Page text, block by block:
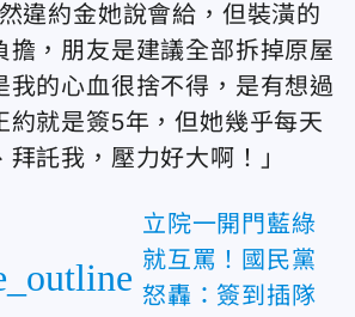
違約金她說會給，但裝潢的
擔，朋友是建議全部拆掉原屋
我的心血很捨不得，是有想過
約就是簽5年，但她幾乎每天
託我，壓力好大啊！」
立院一開門藍綠
就互罵！國民黨
怒轟：簽到插隊